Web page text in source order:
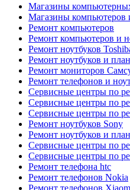
Магазины
Магазины компьютеров
Ремонт компьютеров
Ремонт компьютеров и
Ремонт ноутбуков
Ремонт ноутбуков и
Ремонт мониторов
Ремонт телефонов и
Сервисные центры по
Сервисные центры по
Сервисные центры по
Ремонт ноутбуков Sony
Ремонт ноутбуков и
Сервисные центры по
Сервисные центры по
Ремонт телефона htc
Ремонт телефонов Nokia
Ремонт телефонов